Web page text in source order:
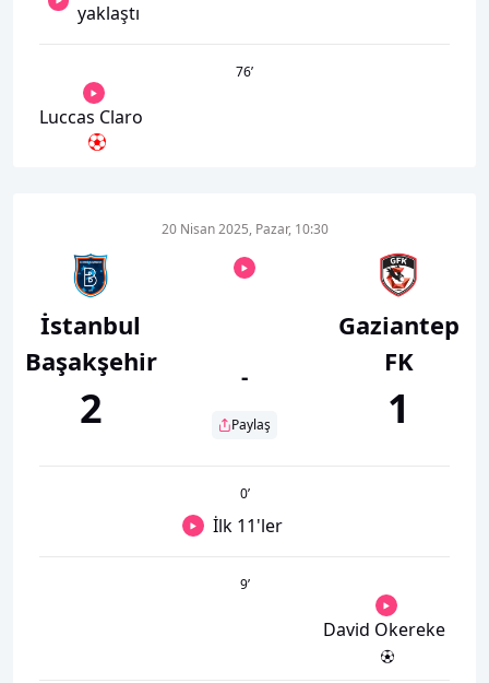
yaklaştı
76’
Luccas Claro
İstanbul
Başakşehir
2
20 Nisan 2025, Pazar, 10:30
-
Paylaş
Gaziantep
FK
1
0’
İlk 11'ler
9’
David Okereke